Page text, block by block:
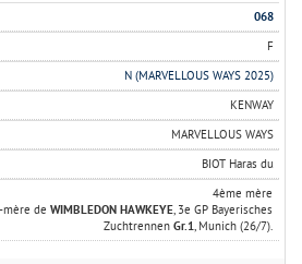
068
F
N (MARVELLOUS WAYS 2025)
KENWAY
MARVELLOUS WAYS
BIOT Haras du
4ème mère
mère deWIMBLEDON HAWKEYE , 3e GP Bayerisches
ZuchtrennenGr.1 , Munich (26/7).